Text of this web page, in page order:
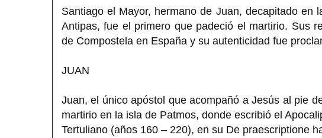
Santiago el Mayor, hermano de Juan, decapitado
Antipas, fue el primero que padeció el martirio. Sus
de Compostela en España y su autenticidad fue
JUAN
Juan, el único apóstol que acompañó a Jesús al pie
martirio en la isla de Patmos, donde escribió el
Tertuliano (años 160 – 220), en su De praescriptione